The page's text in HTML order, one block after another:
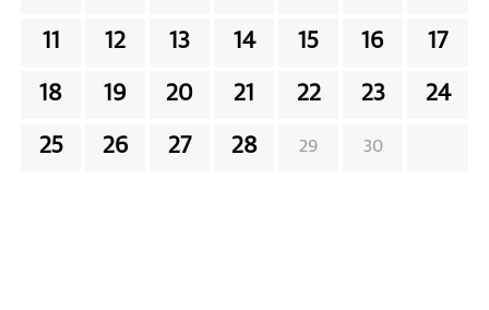
11 12 13 14 15 16 17
18 19 20 21 22 23 24
25 26 27 28 29 30